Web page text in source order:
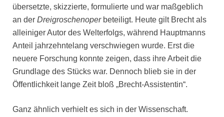
übersetzte, skizzierte, formulierte und war maßgeblich
an der Dreigroschenoperbeteiligt. Heute gilt Brecht als
alleiniger Autor des Welterfolgs, während Hauptmanns
Anteil jahrzehntelang verschwiegen wurde. Erst die
neuere Forschung konnte zeigen, dass ihre Arbeit die
Grundlage des Stücks war. Dennoch blieb sie in der
Öffentlichkeit lange Zeit bloß „Brecht-Assistentin“.
Ganz ähnlich verhielt es sich in der Wissenschaft.